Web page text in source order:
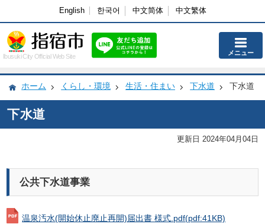
English 한국어 中文简体 中文繁体
Ibusuki City Official Web Site メニュー
ホーム くらし・環境 生活・住まい 下水道 下水道
下水道
更新日 2024年04月04日
公共下水道事業
温泉汚水(開始休止廃止再開)届出書 様式.pdf(pdf:41KB)